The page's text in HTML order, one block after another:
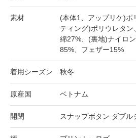
素材
(本体1、アップリケ)ポ
ティング)ポリウレタン
綿27%、(裏地)ナイロ
85%、フェザー15%
着用シーズン 秋冬
原産国 ベトナム
開閉 スナップボタン ダブル